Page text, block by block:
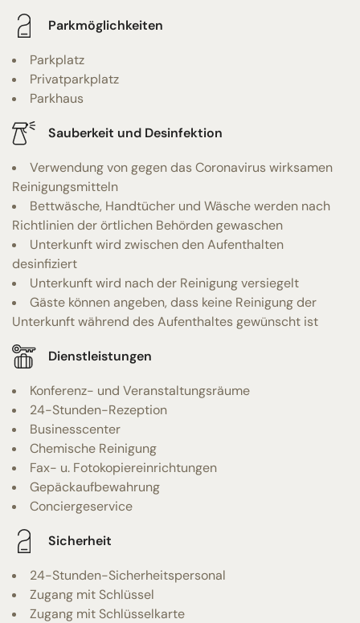
Parkmöglichkeiten
Parkplatz
Privatparkplatz
Parkhaus
Sauberkeit und Desinfektion
Verwendung von gegen das Coronavirus wirksamen
Reinigungsmitteln
Bettwäsche, Handtücher und Wäsche werden nach
Richtlinien der örtlichen Behörden gewaschen
Unterkunft wird zwischen den Aufenthalten
desinfiziert
Unterkunft wird nach der Reinigung versiegelt
Gäste können angeben, dass keine Reinigung der
Unterkunft während des Aufenthaltes gewünscht ist
Dienstleistungen
Konferenz- und Veranstaltungsräume
24-Stunden-Rezeption
Businesscenter
Chemische Reinigung
Fax- u. Fotokopiereinrichtungen
Gepäckaufbewahrung
Conciergeservice
Sicherheit
24-Stunden-Sicherheitspersonal
Zugang mit Schlüssel
Zugang mit Schlüsselkarte